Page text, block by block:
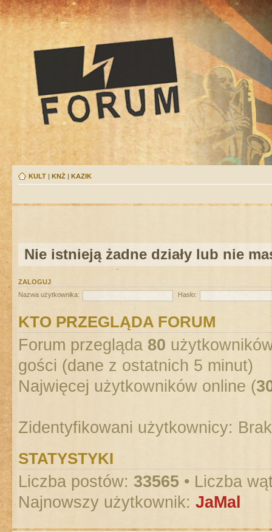
KULT | KNŻ | KAZIK
Nie istnieją żadne działy lub nie
ZALOGUJ
Nazwa użytkownika:
Hasło:
KTO PRZEGLĄDA FORUM
Forum przegląda 80
gości (dane z ostatnich 5 minut)
Najwięcej użytkowników online (
Zidentyfikowani użytkownicy:
STATYSTYKI
Liczba postów: 33565 • Liczba
Najnowszy użytkownik: JaMal